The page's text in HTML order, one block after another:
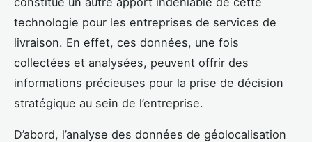
technologie pour les entreprises de services de
livraison. En effet, ces données, une fois
collectées et analysées, peuvent offrir des
informations précieuses pour la prise de décision
stratégique au sein de l’entreprise.
D’abord, l’analyse des données de géolocalisation